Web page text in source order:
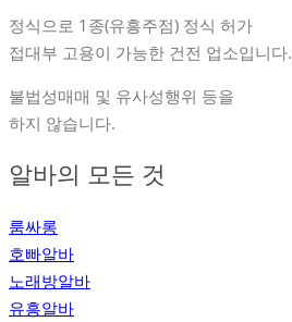
정식으로 1종(유흥주점) 정식 허가
접대부 고용이 가능한 건전 업소입니다.
불법성매매 및 유사성행위 등을
하지 않습니다.
알바의 모든 것
룸싸롱
호빠알바
노래방알바
유흥알바